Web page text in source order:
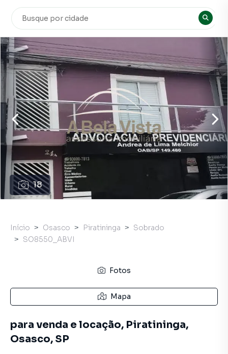
18
Início Osasco Piratininga
Sobrado
SO8550_ABVI
Fotos
Mapa
para venda e locação, Piratininga,
Osasco, SP